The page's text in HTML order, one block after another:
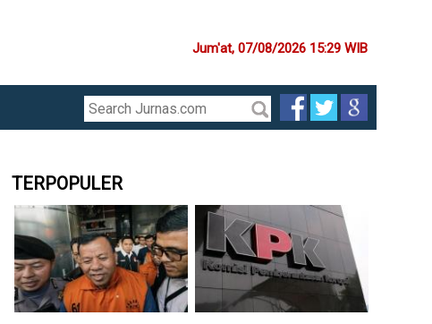
Jum'at, 07/08/2026 15:29 WIB
TERPOPULER